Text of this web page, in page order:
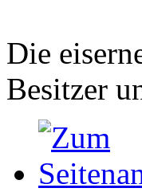
Die
Besitzer